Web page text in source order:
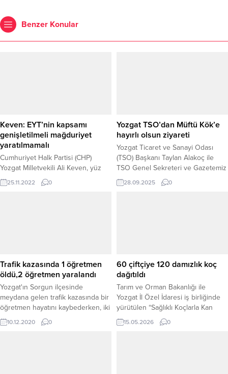
Benzer Konular
Keven: EYT’nin kapsamı
genişletilmeli mağduriyet
yaratılmamalı
Cumhuriyet Halk Partisi (CHP)
Yozgat Milletvekili Ali Keven, yüz
binlerce vatandaşın gözü kulağının
Aralık ayında meclise gelecek EYT
25.11.2022 0
Yozgat TSO’dan Müftü Kök’e
hayırlı olsun ziyareti
Yozgat Ticaret ve Sanayi Odası
(TSO) Başkanı Taylan Alakoç ile
TSO Genel Sekreteri ve Gazetemiz
İmtiyaz Sahibi Suat Tinel, Yozgat İl
Müftüsü Nihat Kök’e hayırlı olsun
28.09.2025 0
Trafik kazasında 1 öğretmen
öldü,2 öğretmen yaralandı
Yozgat'ın Sorgun ilçesinde
meydana gelen trafik kazasında bir
öğretmen hayatını kaybederken, iki
öğretmen de yaralandı.
10.12.2020 0
60 çiftçiye 120 damızlık koç
dağıtıldı
Tarım ve Orman Bakanlığı ile
Yozgat İl Özel İdaresi iş birliğinde
yürütülen “Sağlıklı Koçlarla Kan
Değişimi Projesi” kapsamında
Sarıkaya, Çayıralan ve Çandır
15.05.2026 0